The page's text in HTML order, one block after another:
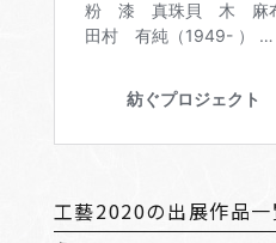
工藝2020の出展作品